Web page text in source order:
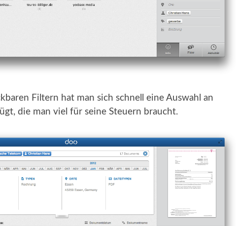
Filtern hat man sich schnell eine Auswahl an
die man viel für seine Steuern braucht.